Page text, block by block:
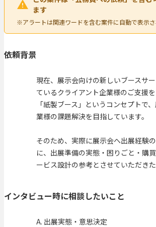
ます
※アラートは関連ワードを含む案件に自動で表示
依頼背景
現在、展示会向けの新しいブースサ
ているクライアント企業様のご支援を
「紙製ブース」というコンセプトで
業様の課題解決を目指しています。
そのため、実際に展示会へ出展経験
に、出展準備の実態・困りごと・購
ービス設計の参考とさせていただきた
インタビュー時に相談したいこと
A. 出展実態・意思決定